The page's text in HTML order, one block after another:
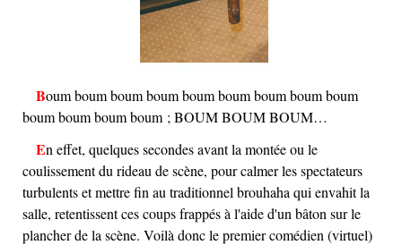
Boum boum boum boum boum boum boum boum boum
boum boum boum boum ; BOUM BOUM BOUM…
En effet, quelques secondes avant la montée ou le
coulissement du rideau de scène, pour calmer les spectateurs
turbulents et mettre fin au traditionnel brouhaha qui envahit la
salle, retentissent ces coups frappés à l'aide d'un bâton sur le
plancher de la scène. Voilà donc le premier comédien (virtuel)